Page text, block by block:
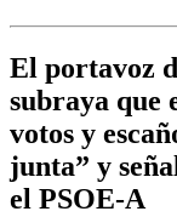
El portavoz
subraya que
votos y
junta” y
el PSOE-A